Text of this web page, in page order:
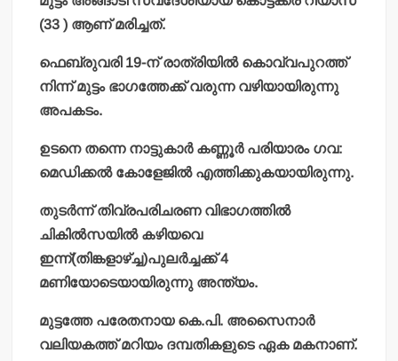
(33 ) ആണ് മരിച്ചത്.
ഫെബ്രുവരി 19-ന് രാത്രിയില്‍ കൊവ്വപുറത്ത്
നിന്ന് മുട്ടം ഭാഗത്തേക്ക് വരുന്ന വഴിയായിരുന്നു
അപകടം.
ഉടനെ തന്നെ നാട്ടുകാര്‍ കണ്ണൂര്‍ പരിയാരം ഗവ:
മെഡിക്കല്‍ കോളേജില്‍ എത്തിക്കുകയായിരുന്നു.
തുടര്‍ന്ന് തിവ്രപരിചരണ വിഭാഗത്തില്‍
ചികില്‍സയില്‍ കഴിയവെ
ഇന്ന്(തിങ്കളാഴ്ച്ച)പുലര്‍ച്ചക്ക് 4
മണിയോടെയായിരുന്നു അന്ത്യം.
മുട്ടത്തേ പരേതനായ കെ.പി. അസൈനാര്‍
വലിയകത്ത് മറിയം ദമ്പതികളുടെ ഏക മകനാണ്.